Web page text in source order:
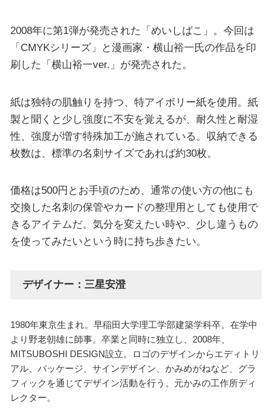
2008年に第1弾が発売された「めいしばこ」。今回は
「CMYKシリーズ」と漫画家・横山裕一氏の作品を印
刷した「横山裕一ver.」が発売された。
紙は独特の肌触りを持つ、特アイボリー紙を使用。紙
製と聞くと少し強度に不安を覚えるが、耐久性と耐湿
性、強度が増す特殊加工が施されている。収納できる
枚数は、標準の名刺サイズであれば約30枚。
価格は500円とお手頃のため、通常の使い方の他にも
交換した名刺の保管やカードの整理用としても使用で
きるアイテムだ。気分を変えたい時や、少し違うもの
を使ってみたいという時に持ち歩きたい。
デザイナー：三星安澄
1980年東京生まれ。早稲田大学理工学部建築学科卒。在学中
より野老朝雄に師事。卒業と同時に独立し、2008年、
MITSUBOSHI DESIGN設立。ロゴのデザインからエディトリ
アル、パッケージ、サインデザイン、かみめがねなど、グラ
フィックを通じてデザイン活動を行う。元かみの工作所ディ
レクター。